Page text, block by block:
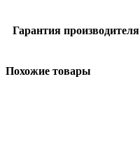
Гарантия производителя
Похожие товары